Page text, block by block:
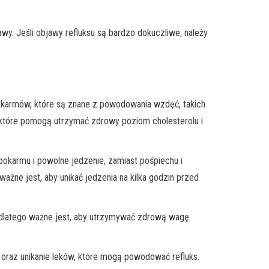
Jeśli objawy refluksu są bardzo dokuczliwe, należy
które są znane z powodowania wzdęć, takich
pomogą utrzymać zdrowy poziom cholesterolu i
i powolne jedzenie, zamiast pośpiechu i
jest, aby unikać jedzenia na kilka godzin przed
ważne jest, aby utrzymywać zdrową wagę
unikanie leków, które mogą powodować refluks.